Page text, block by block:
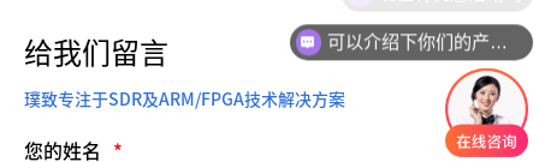
给我们留言
璞致专注于SDR及ARM/FPGA技术解决方案
您的姓名 *